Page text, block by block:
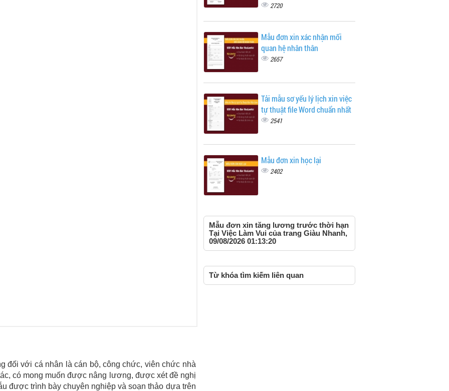
đối với cá nhân là cán bộ, công chức, viên chức nhà
có mong muốn được nâng lương, được xét đề nghị
được trình bày chuyên nghiệp và soạn thảo dựa trên
2720
Mẫu đơn xin xác nhận mối
quan hệ nhân thân
2657
Tải mẫu sơ yếu lý lịch xin việc
tự thuật file Word chuẩn nhất
2541
Mẫu đơn xin học lại
2402
Mẫu đơn xin tăng lương trước thời hạn
Tại Việc Làm Vui của trang Giàu Nhanh,
09/08/2026 01:13:20
Từ khóa tìm kiếm liên quan